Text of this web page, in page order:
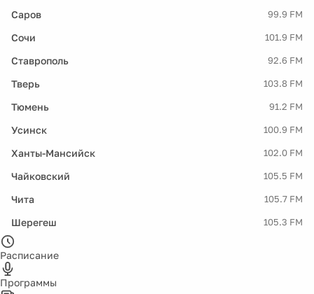
Саров 99.9 FM
Сочи 101.9 FM
Ставрополь 92.6 FM
Тверь 103.8 FM
Тюмень 91.2 FM
Усинск 100.9 FM
Ханты-Мансийск 102.0 FM
Чайковский 105.5 FM
Чита 105.7 FM
Шерегеш 105.3 FM
Расписание
Программы